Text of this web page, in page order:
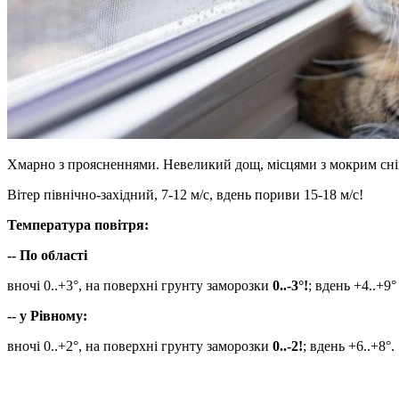
Хмарно з проясненнями. Невеликий дощ, місцями з мокрим
Вітер північно-західний, 7-12 м/с, вдень пориви 15-18 м/с!
Температура повітря:
-- По області
вночі 0..+3°, на поверхні грунту заморозки 0..-3°!; вдень +4..+9°
-- у Рівному:
вночі 0..+2°, на поверхні грунту заморозки 0..-2!; вдень +6..+8°.